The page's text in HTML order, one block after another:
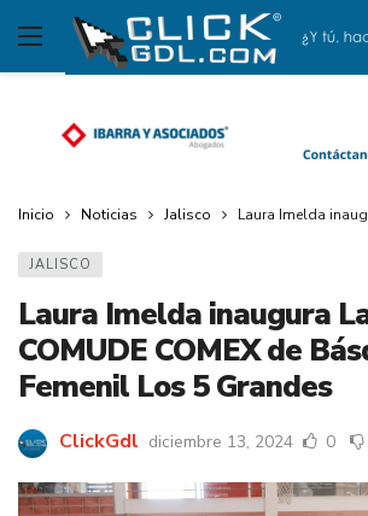
Inicio Noticias Jalisco Laura Imelda
JALISCO
Laura Imelda inaugura
COMUDE COMEX de
Femenil Los 5 Grandes
ClickGdl diciembre 13, 2024 0